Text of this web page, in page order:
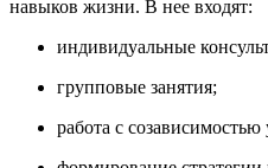
навыков жизни. В нее входят:
индивидуальные
групповые занятия;
работа с созависимостью